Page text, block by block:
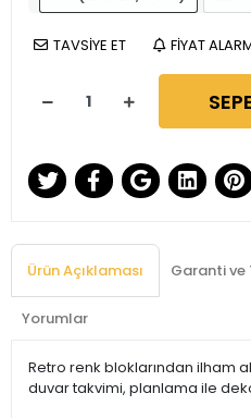
TAVSİYE ET FİYAT
Ürün Açıklaması Garanti ve
Yorumlar
Retro renk bloklarından ilham
duvar takvimi, planlama ile